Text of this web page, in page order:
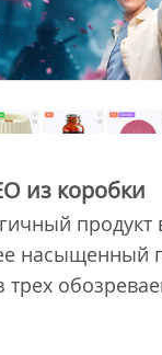
из коробки
продукт
насыщенный
трех